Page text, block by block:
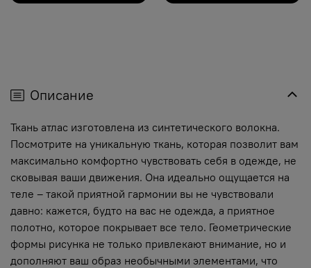
Описание
Ткань атлас изготовлена из синтетического волокна.
Посмотрите на уникальную ткань, которая позволит вам
максимально комфортно чувствовать себя в одежде, не
сковывая ваши движения. Она идеально ощущается на
теле – такой приятной гармонии вы не чувствовали
давно: кажется, будто на вас не одежда, а приятное
полотно, которое покрывает все тело. Геометрические
формы рисунка не только привлекают внимание, но и
дополняют ваш образ необычными элементами, что